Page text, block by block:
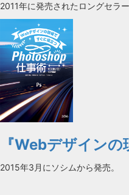
2011年に発売されたロングセラ
『Webデザイン
2015年3月にソシムから発売。